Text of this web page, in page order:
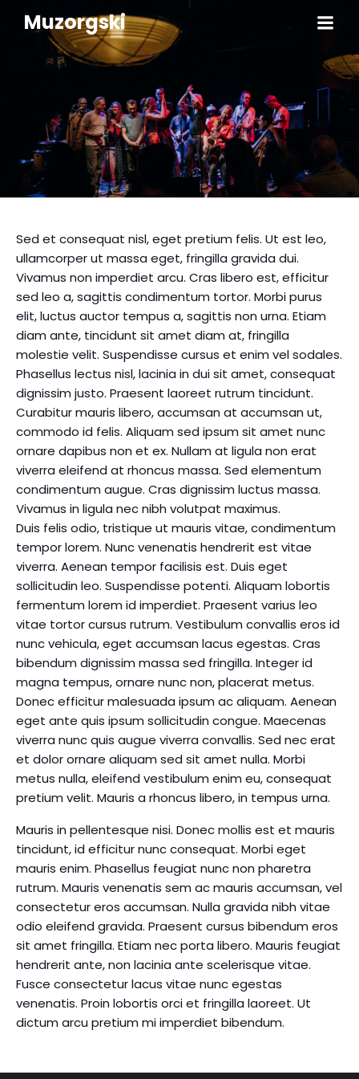
Muzorgski
Sed et consequat nisl, eget pretium felis. Ut est leo,
ullamcorper ut massa eget, fringilla gravida dui.
Vivamus non imperdiet arcu. Cras libero est, efficitur
sed leo a, sagittis condimentum tortor. Morbi purus
elit, luctus auctor tempus a, sagittis non urna. Etiam
diam ante, tincidunt sit amet diam at, fringilla
molestie velit. Suspendisse cursus et enim vel sodales.
Phasellus lectus nisl, lacinia in dui sit amet, consequat
dignissim justo. Praesent laoreet rutrum tincidunt.
Curabitur mauris libero, accumsan at accumsan ut,
commodo id felis. Aliquam sed ipsum sit amet nunc
ornare dapibus non et ex. Nullam at ligula non erat
viverra eleifend at rhoncus massa. Sed elementum
condimentum augue. Cras dignissim luctus massa.
Vivamus in ligula nec nibh volutpat maximus.
Duis felis odio, tristique ut mauris vitae, condimentum
tempor lorem. Nunc venenatis hendrerit est vitae
viverra. Aenean tempor facilisis est. Duis eget
sollicitudin leo. Suspendisse potenti. Aliquam lobortis
fermentum lorem id imperdiet. Praesent varius leo
vitae tortor cursus rutrum. Vestibulum convallis eros id
nunc vehicula, eget accumsan lacus egestas. Cras
bibendum dignissim massa sed fringilla. Integer id
magna tempus, ornare nunc non, placerat metus.
Donec efficitur malesuada ipsum ac aliquam. Aenean
eget ante quis ipsum sollicitudin congue. Maecenas
viverra nunc quis augue viverra convallis. Sed nec erat
et dolor ornare aliquam sed sit amet nulla. Morbi
metus nulla, eleifend vestibulum enim eu, consequat
pretium velit. Mauris a rhoncus libero, in tempus urna.
Mauris in pellentesque nisi. Donec mollis est et mauris
tincidunt, id efficitur nunc consequat. Morbi eget
mauris enim. Phasellus feugiat nunc non pharetra
rutrum. Mauris venenatis sem ac mauris accumsan, vel
consectetur eros accumsan. Nulla gravida nibh vitae
odio eleifend gravida. Praesent cursus bibendum eros
sit amet fringilla. Etiam nec porta libero. Mauris feugiat
hendrerit ante, non lacinia ante scelerisque vitae.
Fusce consectetur lacus vitae nunc egestas
venenatis. Proin lobortis orci et fringilla laoreet. Ut
dictum arcu pretium mi imperdiet bibendum.